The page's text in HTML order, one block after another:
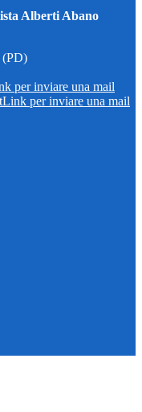
Alberti Abano
(PD)
per inviare una mail
Link per inviare una mail